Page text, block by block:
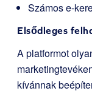
Számos e-
Elsődleges
A platformot
kívánnak